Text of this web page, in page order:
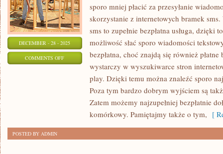
DECEMBER - 28 - 2025
COMMENTS OFFON
sporo mniej płacić za przesyłanie
skorzystanie z internetowych bramek
sms to zupełnie bezpłatna usługa, dzięki
możliwość słać sporo wiadomości
bezpłatna, choć znajdą się również
wystarczy w wyszukiwarce stron
play. Dzięki temu można znaleźć sporo
Poza tym bardzo dobrym wyjściem są
Zatem możemy najzupełniej bezpłatnie
komórkowy. Pamiętajmy także o tym, [
POSTED BY ADMIN